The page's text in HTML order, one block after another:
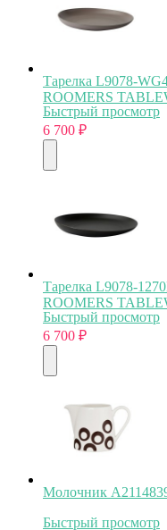
Тарелка L9078-
ROOMERS
Быстрый просмотр
6 700 ₽
Тарелка L9078-
ROOMERS
Быстрый просмотр
6 700 ₽
Молочник
Быстрый просмотр